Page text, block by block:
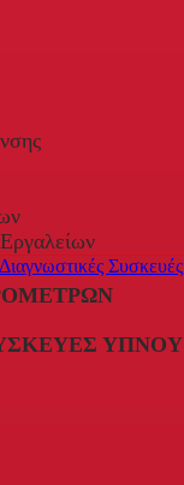
Διαγνωστικές Συσκευές
ΎΠΝΟΥ